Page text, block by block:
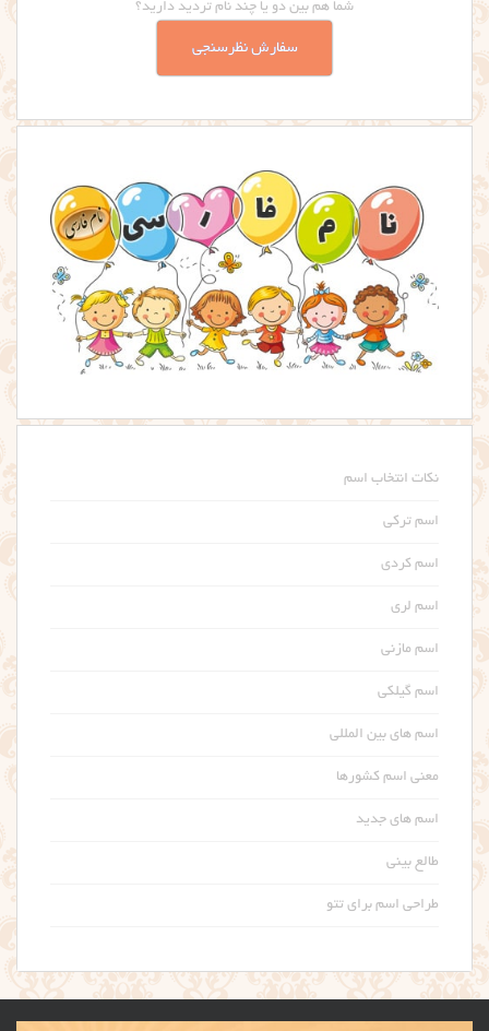
شما هم بین دو یا چند نام تردید دارید؟
سفارش نظرسنجی
نکات انتخاب اسم
اسم ترکی
اسم کردی
اسم لری
اسم مازنی
اسم گیلکی
اسم های بین المللی
معنی اسم کشورها
اسم های جدید
طالع بینی
طراحی اسم برای تتو